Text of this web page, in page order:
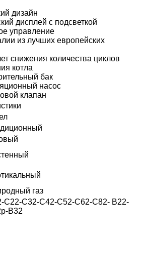
дизайн
дисплей с подсветкой
управление
из лучших европейских
снижения количества циклов
котла
бак
насос
клапан
газ
C22-C32-C42-C52-C62-C82- B22-
B32